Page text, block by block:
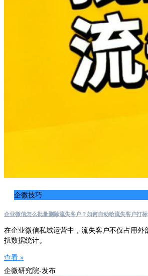
企微技巧
企业微信怎么批量删除流失客户？如何自动给流失客户打标
在企业微信私域运营中，流失客户不仅占用外
扰数据统计。
查看 »
企微研究院-发布